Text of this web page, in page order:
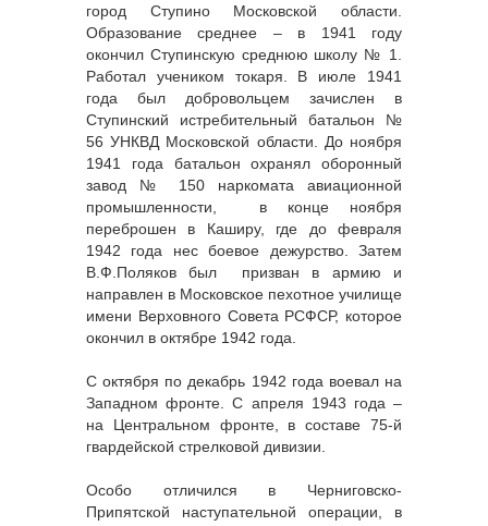
город Ступино Московской области.
Образование среднее – в 1941 году
окончил Ступинскую среднюю школу № 1.
Работал учеником токаря. В июле 1941
года был добровольцем зачислен в
Ступинский истребительный батальон №
56 УНКВД Московской области. До ноября
1941 года батальон охранял оборонный
завод № 150 наркомата авиационной
промышленности, в конце ноября
переброшен в Каширу, где до февраля
1942 года нес боевое дежурство. Затем
В.Ф.Поляков был призван в армию и
направлен в Московское пехотное училище
имени Верховного Совета РСФСР, которое
окончил в октябре 1942 года.
С октября по декабрь 1942 года воевал на
Западном фронте. С апреля 1943 года –
на Центральном фронте, в составе 75-й
гвардейской стрелковой дивизии.
Особо отличился в Черниговско-
Припятской наступательной операции, в